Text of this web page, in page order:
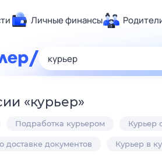
Личные финансы
«курьер»
Подработка курьером Курьер
доставке документов Курьер в